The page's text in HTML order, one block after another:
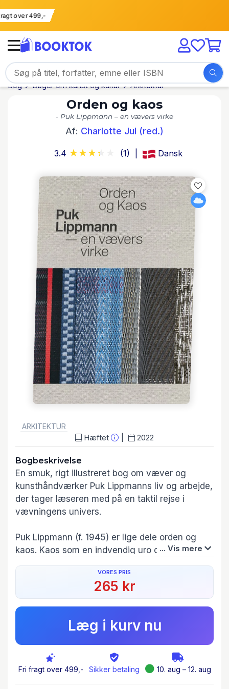
fragt over 499,-
Bog Bøger om kunst og kultur Arkitektur
Orden og kaos
- Puk Lippmann – en vævers virke
Af: Charlotte Jul (red.)
3.4 (1) Dansk
ARKITEKTUR
Hæftet 2022
Bogbeskrivelse
En smuk, rigt illustreret bog om væver og
kunsthåndværker Puk Lippmanns liv og arbejde,
der tager læseren med på en taktil rejse i
vævningens univers.
Puk Lippmann (f. 1945) er lige dele orden og
kaos. Kaos som en indvendig uro og kraft, der
der har givet hende en lang og markant karriere
med stedsspecifikke udsmykninger, værker og
udstillinger i nogle af landets mest ikoniske og
historiske bygninger som Glyptoteket,
Thorvaldsens Museum og Ribe Domkirke.
ORDEN OG KAOS portrætterer Puk Lippmann
som væver og menneske. Som sammensat,
... Vis mere
VORES PRIS
265 kr
Læg i kurv nu
Fri fragt over 499,- Sikker betaling 10. aug – 12. aug